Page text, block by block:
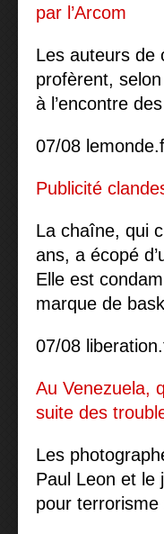
par l’Arcom
Les auteurs de
profèrent,
à l’encontre
07/08
Publicité
La chaîne, qui
ans, a écopé
Elle est
marque de
07/08
Au Venezuela,
suite des
Les
Paul Leon et le
pour